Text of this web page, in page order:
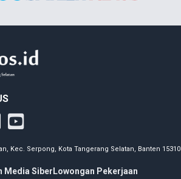
Kec. Serpong, Kota Tangerang Selatan, Banten 15310
Media Siber Lowongan Pekerjaan